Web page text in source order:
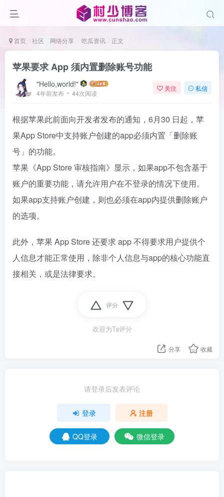
首页 社区 网络分享 吃瓜资讯 正文
苹果要求 App 须内置删除账号功能
"Hello,world!"
4年前发布 44次阅读
关注 私信
根据苹果此前面向开发者发布的通知，6月30 日起，苹
果App Store中支持账户创建的app必须内置「删除账
号」的功能。
苹果《App Store 审核指南》显示，如果app不包含基于
账户的重要功能，请允许用户在不登录的情况下使用。
如果app支持账户创建，则也必须在app内提供删除账户
的选项。
此外，苹果 App Store 还要求 app 不得要求用户提供个
人信息才能正常使用，除非个人信息与app的核心功能直
接相关，或是法律要求。
评分
欢迎为Ta评分
分享 收藏
请登录后发表评论
登录 注册
QQ登录 微信登录